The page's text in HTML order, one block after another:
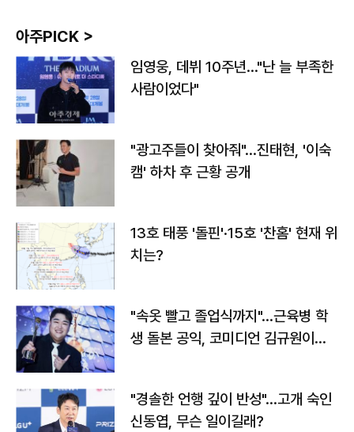
아주PICK >
임영웅, 데뷔 10주년…"난 늘 부족한
사람이었다"
"광고주들이 찾아줘"…진태현, '이숙
캠' 하차 후 근황 공개
13호 태풍 '돌핀'·15호 '찬홈' 현재 위
치는?
"속옷 빨고 졸업식까지"…근육병 학
생 돌본 공익, 코미디언 김규원이었
"경솔한 언행 깊이 반성"…고개 숙인
신동엽, 무슨 일이길래?